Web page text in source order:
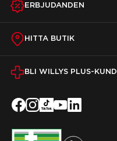
ERBJUDANDEN
HITTA BUTIK
BLI WILLYS PLUS-KUND